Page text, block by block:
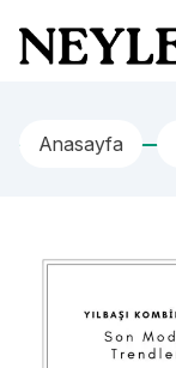
Neyle Ne Giyilir
Anasayfa